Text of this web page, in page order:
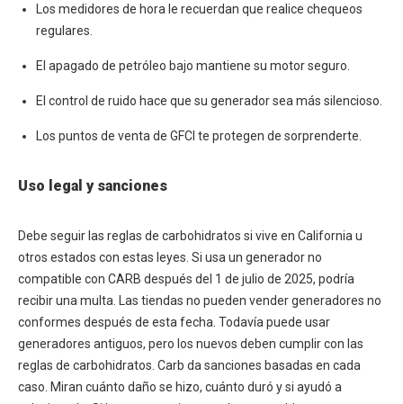
Los medidores de hora le recuerdan que realice chequeos
regulares.
El apagado de petróleo bajo mantiene su motor seguro.
El control de ruido hace que su generador sea más silencioso.
Los puntos de venta de GFCI te protegen de sorprenderte.
Uso legal y sanciones
Debe seguir las reglas de carbohidratos si vive en California u
otros estados con estas leyes. Si usa un generador no
compatible con CARB después del 1 de julio de 2025, podría
recibir una multa. Las tiendas no pueden vender generadores no
conformes después de esta fecha. Todavía puede usar
generadores antiguos, pero los nuevos deben cumplir con las
reglas de carbohidratos. Carb da sanciones basadas en cada
caso. Miran cuánto daño se hizo, cuánto duró y si ayudó a